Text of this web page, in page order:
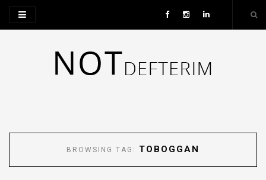
BROWSING TAG: TOBOGGAN